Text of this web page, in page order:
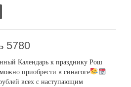
5780
Календарь к празднику Рош
приобрести в синагоге
всех с наступающим